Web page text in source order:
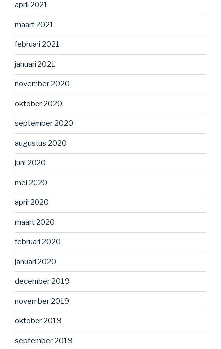
april 2021
maart 2021
februari 2021
januari 2021
november 2020
oktober 2020
september 2020
augustus 2020
juni 2020
mei 2020
april 2020
maart 2020
februari 2020
januari 2020
december 2019
november 2019
oktober 2019
september 2019